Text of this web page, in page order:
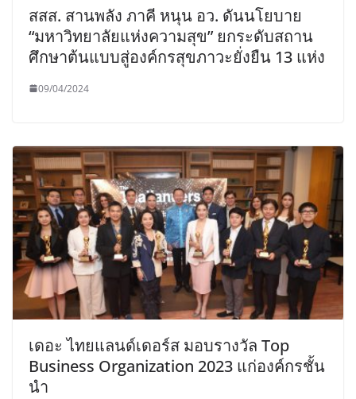
สสส. สานพลัง ภาคี หนุน อว. ดันนโยบาย
“มหาวิทยาลัยแห่งความสุข” ยกระดับสถาน
ศึกษาต้นแบบสู่องค์กรสุขภาวะยั่งยืน 13 แห่ง
09/04/2024
เดอะ ไทยแลนด์เดอร์ส มอบรางวัล Top
Business Organization 2023 แก่องค์กรชั้น
นำ